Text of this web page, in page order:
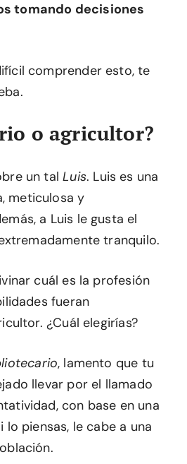
tomando decisiones
comprender esto, te
o agricultor?
un talLuis. Luis es una
meticulosa y
a Luis le gusta el
tranquilo.
cuál es la profesión
fueran
¿Cuál elegirías?
, lamento que tu
llevar por el llamado
con base en una
lo piensas, le cabe a una